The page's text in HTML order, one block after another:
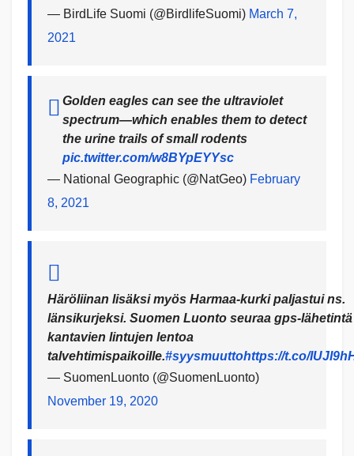
— BirdLife Suomi (@BirdlifeSuomi) March 7,
2021
Golden eagles can see the ultraviolet
spectrum—which enables them to detect
the urine trails of small rodents
pic.twitter.com/w8BYpEYYsc
— National Geographic (@NatGeo) February
8, 2021
Häröliinan lisäksi myös Harmaa-kurki paljastui ns.
länsikurjeksi. Suomen Luonto seuraa gps-lähetintä
kantavien lintujen lentoa
talvehtimispaikoille.#syysmuuttohttps://t.co/
— SuomenLuonto (@SuomenLuonto)
November 19, 2020